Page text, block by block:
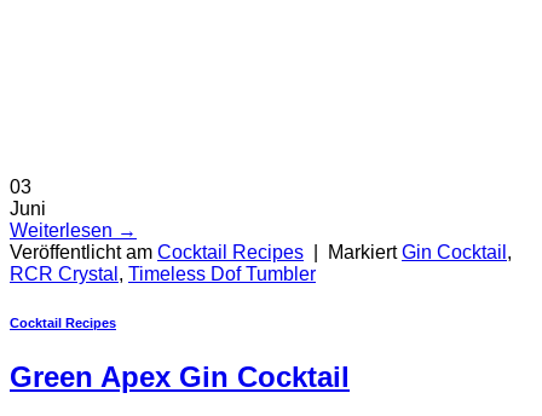
03
Juni
Weiterlesen →
Veröffentlicht am Cocktail Recipes MarkiertGin Cocktail ,
RCR Crystal , Timeless Dof Tumbler
Cocktail Recipes
Green Apex Gin Cocktail